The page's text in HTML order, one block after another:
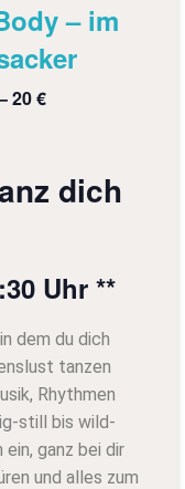
– im
20 €
dich
Uhr **
dem du dich
tanzen
Rhythmen
still bis wild-
ganz bei dir
und alles zum